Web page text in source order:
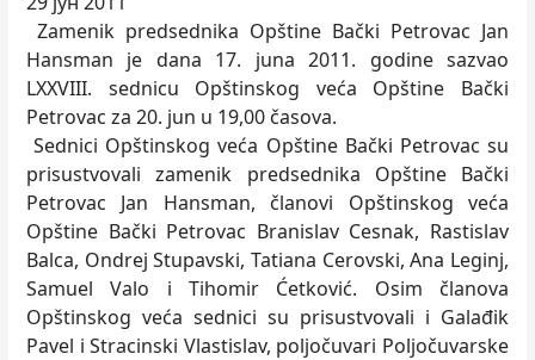
Zamenik predsednika Opštine Bački Petrovac Jan
Hansman je dana 17. juna 2011. godine sazvao
LXXVIII. sednicu Opštinskog veća Opštine Bački
Petrovac za 20. jun u 19,00 časova.
Sednici Opštinskog veća Opštine Bački Petrovac su
prisustvovali zamenik predsednika Opštine Bački
Petrovac Jan Hansman, članovi Opštinskog veća
Opštine Bački Petrovac Branislav Cesnak, Rastislav
Balca, Ondrej Stupavski, Tatiana Cerovski, Ana Leginj,
Samuel Valo i Tihomir Ćetković. Osim članova
Opštinskog veća sednici su prisustvovali i Galađik
Pavel i Stracinski Vlastislav, poljočuvari Poljočuvarske